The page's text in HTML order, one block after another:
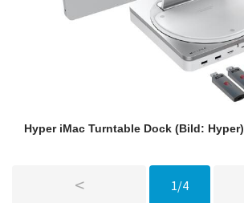
Hyper iMac Turntable Dock (Bild: Hyper)
< 1/4